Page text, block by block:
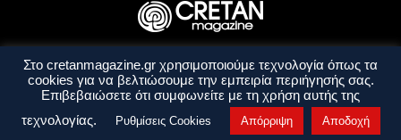
Ταυτότητα Πολιτική Απορρήτου
Όροι Χρήσης
Όροι και Προϋποθέσεις
Στο cretanmagazine.gr χρησιμοποιούμε τεχνολογία όπως τα
cookies για να βελτιώσουμε την εμπειρία περιήγησής σας.
Επιβεβαιώσετε ότι συμφωνείτε με τη χρήση αυτής της
τεχνολογίας.
Ρυθμίσεις Cookies Απόρριψη Αποδοχή